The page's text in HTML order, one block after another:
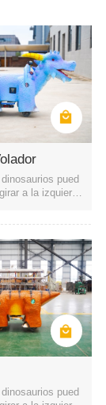
pued
a la izquierd
remoto. Cuatro f
pued